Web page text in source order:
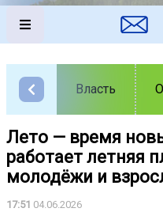
Власть
Лето — время
работает летняя
молодёжи и
17:51 04.06.2026